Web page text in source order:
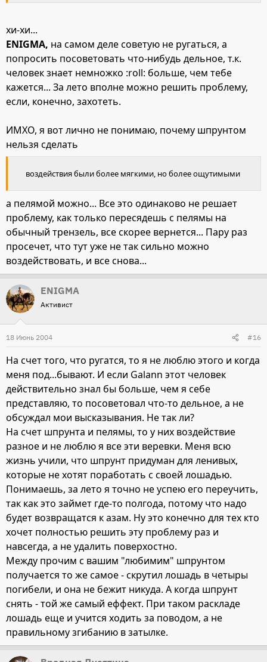
хи-хи...
ENIGMA, на самом деле советую не ругаться, а
попросить посоветовать что-нибудь дельное, т.к.
человек знает немножко :roll: больше, чем тебе
кажется... За лето вполне можно решить проблему,
если, конечно, захотеть.
ИМХО, я вот лично не понимаю, почему шпрунтом
нельзя сделать
воздействия были более мягкими, но более ощутимыми
а пелямой можно... Все это одинаково не решает
проблему, как только пересядешь с пелямы на
обычный трензель, все скорее вернется... Пару раз
просечет, что тут уже не так сильно можно
воздействовать, и все снова...
ENIGMA
Активист
18 Июнь 2004 #16
На счет того, что ругатся, то я не люблю этого и когда
меня под...бывают. И если Galann этот человек
действительно знал бы больше, чем я себе
представляю, то посоветовал что-то дельное, а не
обсуждал мои высказывания. Не так ли?
На счет шпрунта и пелямы, то у них воздействие
разное и не люблю я все эти веревки. Меня всю
жизнь учили, что шпрунт придуман для ленивых,
которые не хотят поработать с своей лошадью.
Понимаешь, за лето я точно не успею его переучить,
так как это займет где-то полгода, потому что надо
будет возвращатся к азам. Ну это конечно для тех кто
хочет полностью решить эту проблему раз и
навсегда, а не удалить поверхостно.
Между прочим с вашим "любимим" шпрунтом
получается то же самое - скрутил лошадь в четыры
погибели, и она не бежит никуда. А когда шпрунт
снять - той же самый еффект. При таком раскладе
лошадь еще и учится ходить за поводом, а не
правильному згибанию в затылке.